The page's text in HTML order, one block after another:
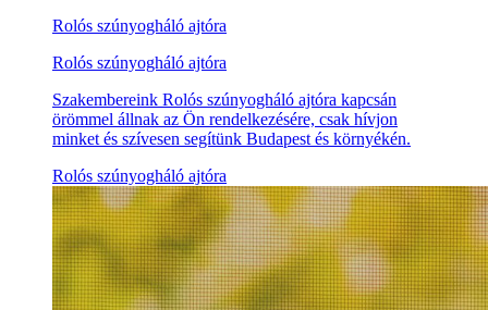
Rolós szúnyogháló ajtóra
Rolós szúnyogháló ajtóra
Szakembereink Rolós szúnyogháló ajtóra kapcsán
örömmel állnak az Ön rendelkezésére, csak hívjon
minket és szívesen segítünk Budapest és környékén.
Rolós szúnyogháló ajtóra